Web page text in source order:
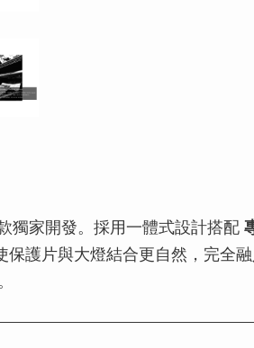
獨家開發。採用一體式設計搭配
護片與大燈結合更自然，完全